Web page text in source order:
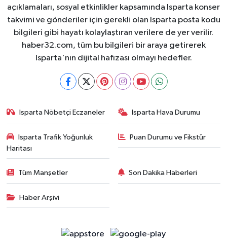
açıklamaları, sosyal etkinlikler kapsamında Isparta konser
takvimi ve gönderiler için gerekli olan Isparta posta kodu
bilgileri gibi hayatı kolaylaştıran verilere de yer verilir.
haber32.com, tüm bu bilgileri bir araya getirerek
Isparta'nın dijital hafızası olmayı hedefler.
Isparta Nöbetçi Eczaneler Isparta Hava Durumu
Isparta Trafik Yoğunluk
Haritası
Puan Durumu ve Fikstür
Tüm Manşetler Son Dakika Haberleri
Haber Arşivi